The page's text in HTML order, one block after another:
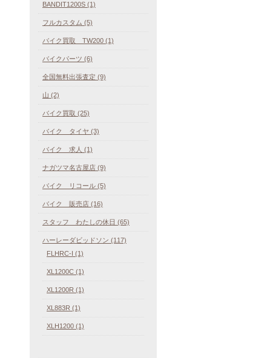
BANDIT1200S (1)
フルカスタム (5)
バイク買取 TW200 (1)
バイクパーツ (6)
全国無料出張査定 (9)
山 (2)
バイク買取 (25)
バイク タイヤ (3)
バイク 求人 (1)
ナガツマ名古屋店 (9)
バイク リコール (5)
バイク 販売店 (16)
スタッフ わたしの休日 (65)
ハーレーダビッドソン (117)
FLHRC-I (1)
XL1200C (1)
XL1200R (1)
XL883R (1)
XLH1200 (1)